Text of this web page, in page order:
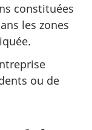
constituées
les zones
ou de